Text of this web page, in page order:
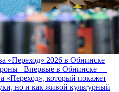
«Переход» 2026 в Обнинске
Впервые в Обнинске —
«Переход», который покажет
но и как живой культурный